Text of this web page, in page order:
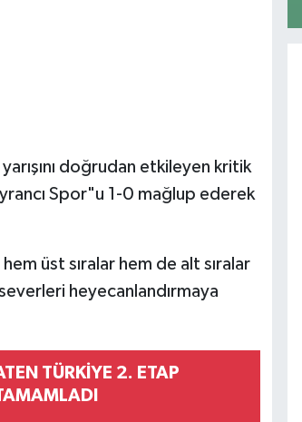
doğrudan etkileyen kritik
Spor"u 1-0 mağlup ederek
üst sıralar hem de alt sıralar
heyecanlandırmaya
TÜRKİYE 2. ETAP